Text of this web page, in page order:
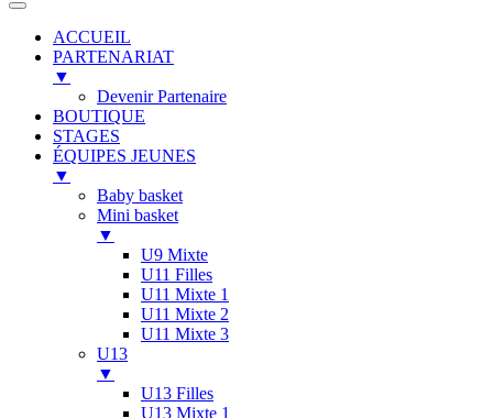
ACCUEIL
PARTENARIAT
▼
Devenir Partenaire
BOUTIQUE
STAGES
ÉQUIPES JEUNES
▼
Baby basket
Mini basket
▼
U9 Mixte
U11 Filles
U11 Mixte 1
U11 Mixte 2
U11 Mixte 3
U13
▼
U13 Filles
U13 Mixte 1